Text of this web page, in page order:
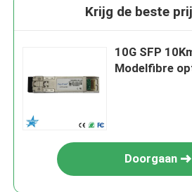
Krijg de beste
10G SFP
Modelfibre
Doorgaan